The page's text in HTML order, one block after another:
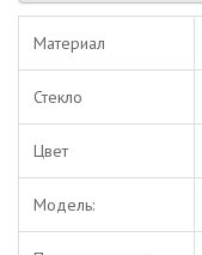
Материал
Стекло
Цвет
Модель: